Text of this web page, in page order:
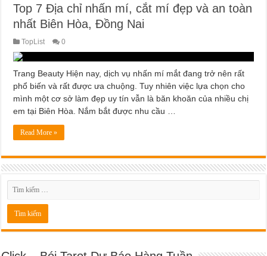
Top 7 Địa chỉ nhấn mí, cắt mí đẹp và an toàn
nhất Biên Hòa, Đồng Nai
TopList 0
Trang Beauty Hiện nay, dịch vụ nhấn mí mắt đang trở nên rất
phổ biến và rất được ưa chuộng. Tuy nhiên việc lựa chọn cho
mình một cơ sở làm đẹp uy tín vẫn là băn khoăn của nhiều chị
em tại Biên Hòa. Nắm bắt được nhu cầu …
Read More »